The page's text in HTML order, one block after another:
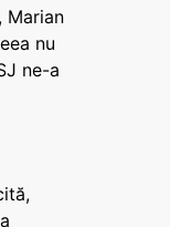
Marian
nu
ne-a